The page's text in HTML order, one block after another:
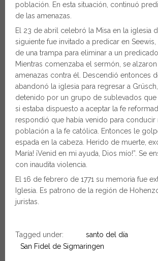
población. En esta situación, continuó
de las amenazas.
El 23 de abril celebró la Misa en la iglesia
siguiente fue invitado a predicar en
de una trampa para eliminar a un
Mientras comenzaba el sermón, se
amenazas contra él. Descendió entonces
abandonó la iglesia para regresar a
detenido por un grupo de sublevados
si estaba dispuesto a aceptar la fe
respondió que había venido para conducir
población a la fe católica. Entonces le
espada en la cabeza. Herido de muerte,
María! ¡Venid en mi ayuda, Dios mío!”. Se
con inaudita violencia.
El 16 de febrero de 1771 su memoria fue
Iglesia. Es patrono de la región de
juristas.
Tagged under:
santo del día
San Fidel de Sigmaringen